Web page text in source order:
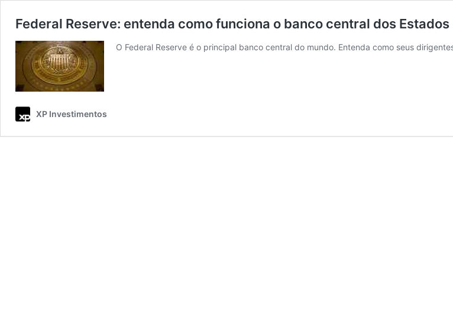
Federal Reserve: entenda como funciona o banco central dos Estados
O Federal Reserve é o principal banco central do mundo. Entenda como seus
XP Investimentos